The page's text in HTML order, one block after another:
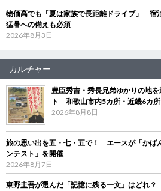
物価高でも「夏は家族で長距離ドライブ」 宿
猛暑への備えも必須
2026年8月3日
カルチャー
豊臣秀吉・秀長兄弟ゆかりの地
ト 和歌山市内5カ所・近畿6カ
2026年8月8日
旅の思い出を五・七・五で！ エースが「かば
ンテスト」を開催
2026年8月7日
東野圭吾が選んだ「記憶に残る一文」はどれ